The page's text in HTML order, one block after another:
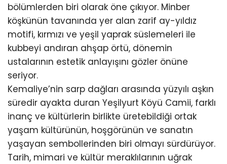
bölümlerden biri olarak öne çıkıyor. Minber
köşkünün tavanında yer alan zarif ay-yıldız
motifi, kırmızı ve yeşil yaprak süslemeleri ile
kubbeyi andıran ahşap örtü, dönemin
ustalarının estetik anlayışını gözler önüne
seriyor.
Kemaliye’nin sarp dağları arasında yüzyılı aşkın
süredir ayakta duran Yeşilyurt Köyü Camii, farklı
inanç ve kültürlerin birlikte üretebildiği ortak
yaşam kültürünün, hoşgörünün ve sanatın
yaşayan sembollerinden biri olmayı sürdürüyor.
Tarih, mimari ve kültür meraklılarının uğrak